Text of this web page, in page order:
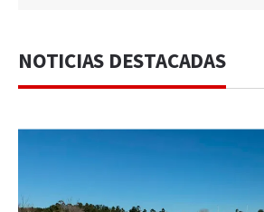
NOTICIAS DESTACADAS